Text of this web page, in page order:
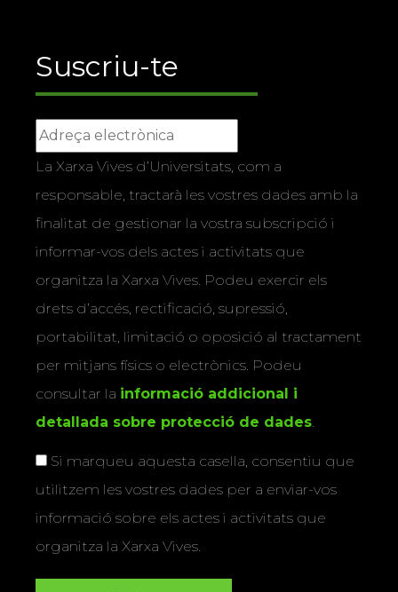
Suscriu-te
La Xarxa Vives d’Universitats, com a
responsable, tractarà les vostres dades amb la
finalitat de gestionar la vostra subscripció i
informar-vos dels actes i activitats que
organitza la Xarxa Vives. Podeu exercir els
drets d’accés, rectificació, supressió,
portabilitat, limitació o oposició al tractament
per mitjans físics o electrònics. Podeu
consultar la informació addicional i
detallada sobre protecció de dades.
Si marqueu aquesta casella, consentiu que
utilitzem les vostres dades per a enviar-vos
informació sobre els actes i activitats que
organitza la Xarxa Vives.